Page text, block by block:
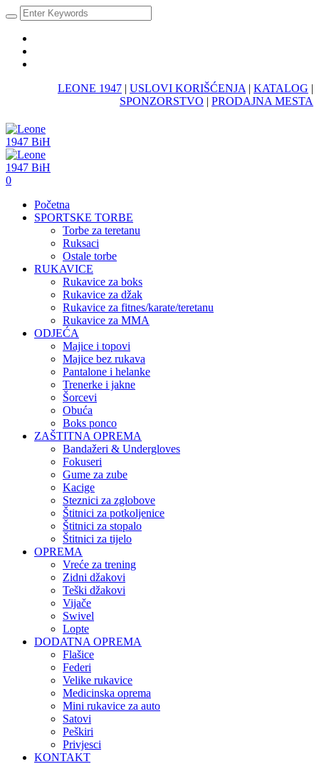
LEONE 1947 | USLOVI KORIŠĆENJA | KATALOG |
SPONZORSTVO | PRODAJNA MESTA
0
Početna
SPORTSKE TORBE
Torbe za teretanu
Ruksaci
Ostale torbe
RUKAVICE
Rukavice za boks
Rukavice za džak
Rukavice za fitnes/karate/teretanu
Rukavice za MMA
ODJEĆA
Majice i topovi
Majice bez rukava
Pantalone i helanke
Trenerke i jakne
Šorcevi
Obuća
Boks ponco
ZAŠTITNA OPREMA
Bandažeri & Undergloves
Fokuseri
Gume za zube
Kacige
Steznici za zglobove
Štitnici za potkoljenice
Štitnici za stopalo
Štitnici za tijelo
OPREMA
Vreće za trening
Zidni džakovi
Teški džakovi
Vijače
Swivel
Lopte
DODATNA OPREMA
Flašice
Federi
Velike rukavice
Medicinska oprema
Mini rukavice za auto
Satovi
Peškiri
Privjesci
KONTAKT